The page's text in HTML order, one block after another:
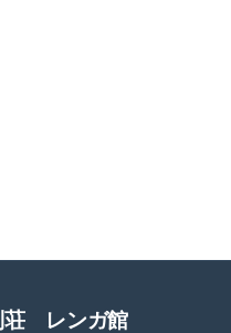
荘 レンガ館